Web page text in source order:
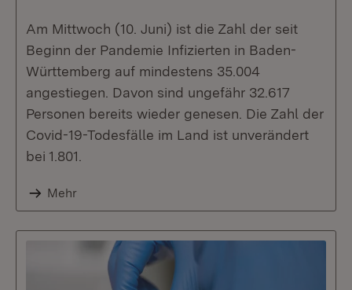
Am Mittwoch (10. Juni) ist die Zahl der seit
Beginn der Pandemie Infizierten in Baden-
Württemberg auf mindestens 35.004
angestiegen. Davon sind ungefähr 32.617
Personen bereits wieder genesen. Die Zahl der
Covid-19-Todesfälle im Land ist unverändert
bei 1.801.
Mehr